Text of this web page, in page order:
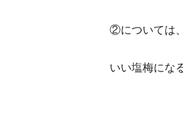
②については
いい塩梅にな